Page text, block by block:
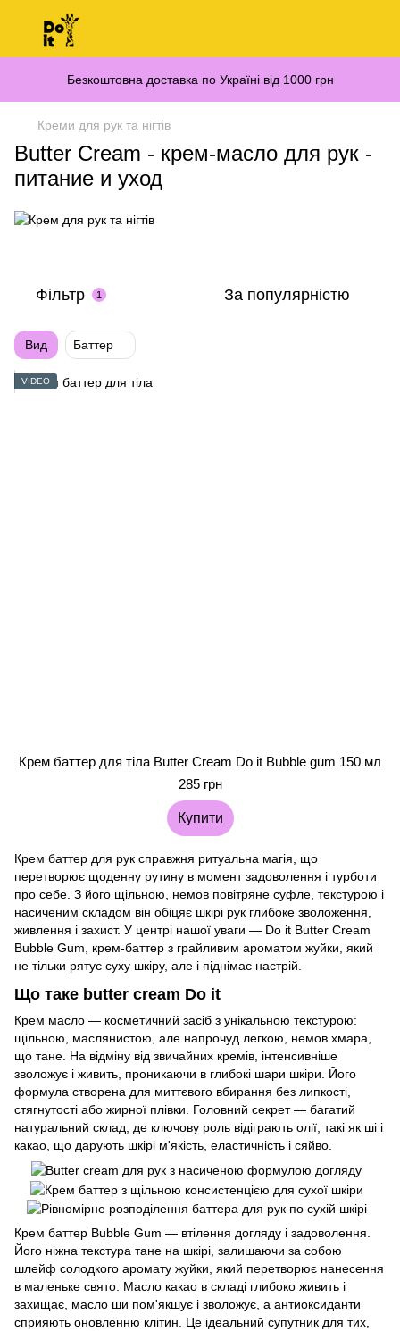
Безкоштовна доставка по Україні від 1000 грн
Креми для рук та нігтів
Butter Cream - крем‑масло для рук -
питание и уход
Фільтр 1 За популярністю
Вид Баттер
VIDEO
Крем баттер для тіла Butter Cream Do it Bubble gum 150 мл
285 грн
Купити
Крем баттер для рук справжня ритуальна магія, що
перетворює щоденну рутину в момент задоволення і турботи
про себе. З його щільною, немов повітряне суфле, текстурою і
насиченим складом він обіцяє шкірі рук глибоке зволоження,
живлення і захист. У центрі нашої уваги — Do it Butter Cream
Bubble Gum, крем-баттер з грайливим ароматом жуйки, який
не тільки рятує суху шкіру, але і піднімає настрій.
Що таке butter cream Do it
Крем масло — косметичний засіб з унікальною текстурою:
щільною, маслянистою, але напрочуд легкою, немов хмара,
що тане. На відміну від звичайних кремів, інтенсивніше
зволожує і живить, проникаючи в глибокі шари шкіри. Його
формула створена для миттєвого вбирання без липкості,
стягнутості або жирної плівки. Головний секрет — багатий
натуральний склад, де ключову роль відіграють олії, такі як ші і
какао, що дарують шкірі м'якість, еластичність і сяйво.
Крем баттер Bubble Gum — втілення догляду і задоволення.
Його ніжна текстура тане на шкірі, залишаючи за собою
шлейф солодкого аромату жуйки, який перетворює нанесення
в маленьке свято. Масло какао в складі глибоко живить і
захищає, масло ши пом'якшує і зволожує, а антиоксиданти
сприяють оновленню клітин. Це ідеальний супутник для тих,